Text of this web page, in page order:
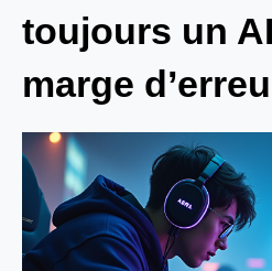
toujours un
marge